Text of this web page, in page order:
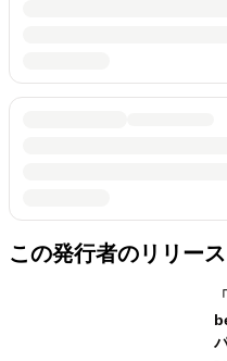
この発行者のリリース